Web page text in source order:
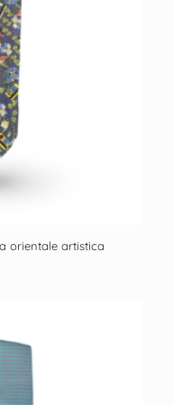
orientale artistica